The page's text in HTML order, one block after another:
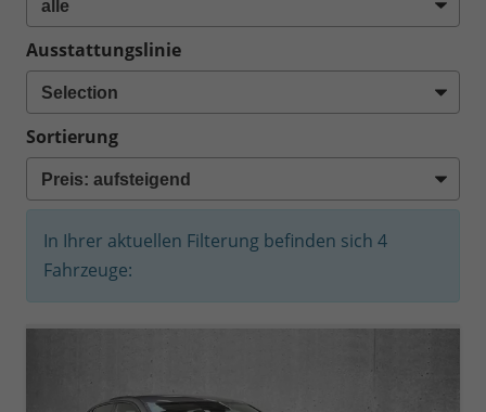
Ausstattungslinie
Sortierung
In Ihrer aktuellen Filterung befinden sich 4
Fahrzeuge: